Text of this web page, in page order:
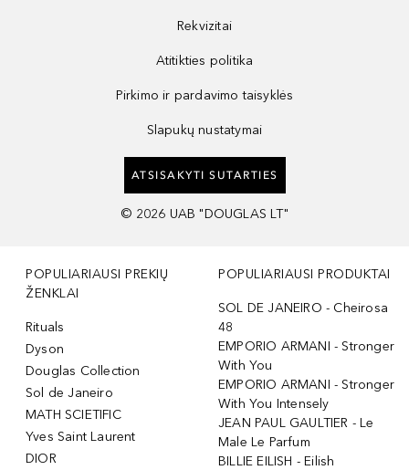
Rekvizitai
Atitikties politika
Pirkimo ir pardavimo taisyklės
Slapukų nustatymai
ATSISAKYTI SUTARTIES
© 2026 UAB "DOUGLAS LT"
POPULIARIAUSI PREKIŲ
ŽENKLAI
Rituals
Dyson
Douglas Collection
Sol de Janeiro
MATH SCIETIFIC
Yves Saint Laurent
DIOR
POPULIARIAUSI PRODUKTAI
SOL DE JANEIRO - Cheirosa
48
EMPORIO ARMANI - Stronger
With You
EMPORIO ARMANI - Stronger
With You Intensely
JEAN PAUL GAULTIER - Le
Male Le Parfum
BILLIE EILISH - Eilish